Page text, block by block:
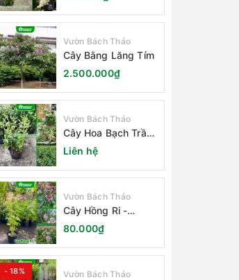
Vườn Bách Thảo
Cây Bằng Lăng Tím
2.500.000₫
Vườn Bách Thảo
Cây Hoa Bạch Trầm
Hương
Liên hệ
Vườn Bách Thảo
Cây Hồng Ri -
Cleome Spinosa
80.000₫
- 18% Vườn Bách Thảo